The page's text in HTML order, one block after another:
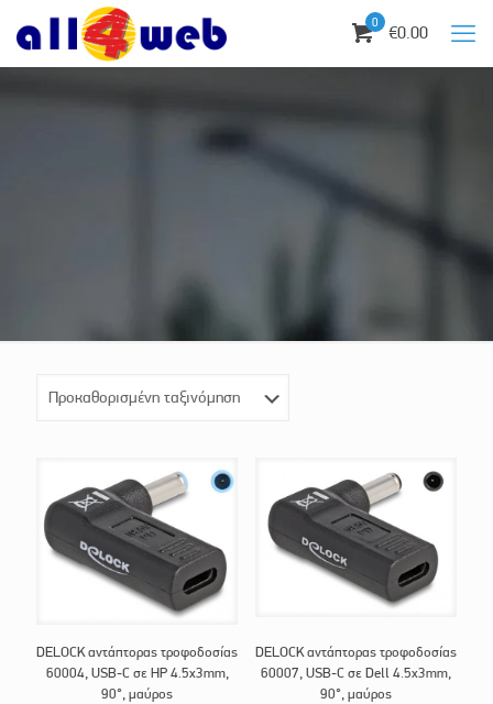
0 €0.00
DELOCK αντάπτορας τροφοδοσίας
60004, USB-C σε HP 4.5x3mm,
90°, μαύρος
DELOCK αντάπτορας τροφοδοσίας
60007, USB-C σε Dell 4.5x3mm,
90°, μαύρος